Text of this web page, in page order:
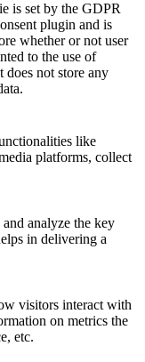
is set by the GDPR
plugin and is
whether or not user
to the use of
does not store any
like
platforms, collect
analyze the key
in delivering a
visitors interact with
on metrics the
etc.